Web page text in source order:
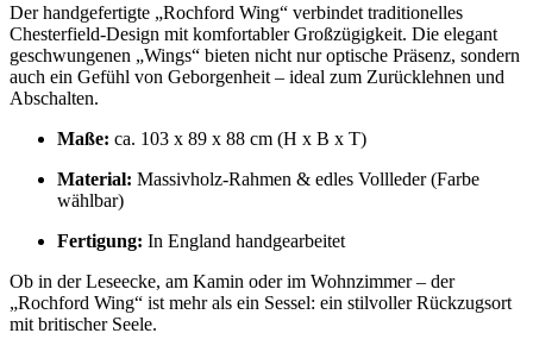
Der handgefertigte „Rochford Wing“ verbindet traditionelles
Chesterfield-Design mit komfortabler Großzügigkeit. Die elegant
geschwungenen „Wings“ bieten nicht nur optische Präsenz, sondern
auch ein Gefühl von Geborgenheit – ideal zum Zurücklehnen und
Abschalten.
Maße: ca. 103 x 89 x 88 cm (H x B x T)
Material: Massivholz-Rahmen & edles Vollleder (Farbe
wählbar)
Fertigung: In England handgearbeitet
Ob in der Leseecke, am Kamin oder im Wohnzimmer – der
„Rochford Wing“ ist mehr als ein Sessel: ein stilvoller Rückzugsort
mit britischer Seele.